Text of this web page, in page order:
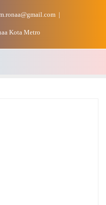
Kota Metro